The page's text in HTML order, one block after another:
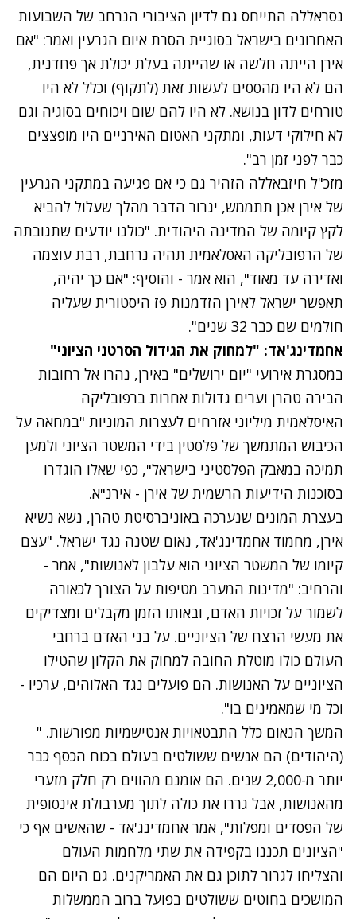
נסראללה התייחס גם לדיון הציבורי הנרחב של השבועות
האחרונים בישראל בסוגיית הסרת איום הגרעין ואמר: "אם
אירן הייתה חלשה או שהייתה בעלת יכולת אך פחדנית,
הם לא היו מהססים לעשות זאת (לתקוף) וכלל לא היו
טורחים לדון בנושא. לא היו להם שום ויכוחים בסוגיה וגם
לא חילוקי דעות, ומתקני האטום האירניים היו מופצצים
כבר לפני זמן רב".
מזכ"ל חיזבאללה הזהיר גם כי אם פגיעה במתקני הגרעין
של אירן אכן תתממש, יגרור הדבר מהלך שעלול להביא
לקץ קיומה של המדינה היהודית. "כולנו יודעים שתגובתה
של הרפובליקה האסלאמית תהיה נרחבת, רבת עוצמה
ואדירה עד מאוד", הוא אמר - והוסיף: "אם כך יהיה,
תאפשר ישראל לאירן הזדמנות פז היסטורית שעליה
חולמים שם כבר 32 שנים".
אחמדינג'אד: "למחוק את הגידול הסרטני הציוני"
נתקלנו בבעיה
נסה שוב
במסגרת אירועי "יום ירושלים" באירן, נהרו אל רחובות
הבירה טהרן וערים גדולות אחרות ברפובליקה
האיסלאמית מיליוני אזרחים לעצרות המוניות "במחאה על
הכיבוש המתמשך של פלסטין בידי המשטר הציוני ולמען
תמיכה במאבק הפלסטיני בישראל", כפי שאלו הוגדרו
בסוכנות הידיעות הרשמית של אירן - אירנ"א.
בעצרת המונים שנערכה באוניברסיטת טהרן, נשא נשיא
אירן, מחמוד אחמדינג'אד, נאום שטנה נגד ישראל. "עצם
קיומו של המשטר הציוני הוא עלבון לאנושות", אמר -
והרחיב: "מדינות המערב מטיפות על הצורך לכאורה
לשמור על זכויות האדם, ובאותו הזמן מקבלים ומצדיקים
את מעשי הרצח של הציוניים. על בני האדם ברחבי
העולם כולו מוטלת החובה למחוק את הקלון שהטילו
הציוניים על האנושות. הם פועלים נגד האלוהים, ערכיו -
וכל מי שמאמינים בו".
המשך הנאום כלל התבטאויות אנטישמיות מפורשות. "
(היהודים) הם אנשים ששולטים בעולם בכוח הכסף כבר
יותר מ-2,000 שנים. הם אומנם מהווים רק חלק מזערי
מהאנושות, אבל גררו את כולה לתוך מערבולת אינסופית
של הפסדים ומפלות", אמר אחמדינג'אד - שהאשים אף כי
"הציונים תכננו בקפידה את שתי מלחמות העולם
והצליחו לגרור לתוכן גם את האמריקנים. גם היום הם
המושכים בחוטים ששולטים בפועל ברוב הממשלות